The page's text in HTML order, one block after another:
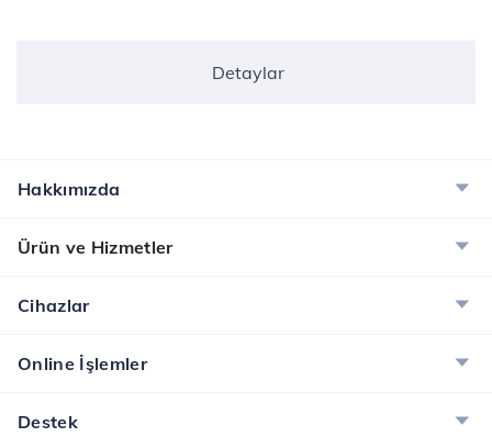
Detaylar
Hakkımızda
Ürün ve Hizmetler
Cihazlar
Online İşlemler
Destek